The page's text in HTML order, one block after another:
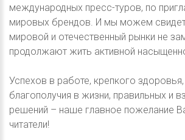
международных пресс-туров, по
мировых брендов. И мы можем
мировой и отечественный рынки не
продолжают жить активной
Успехов в работе, крепкого
благополучия в жизни, правильных и
решений – наше главное пожелание
читатели!